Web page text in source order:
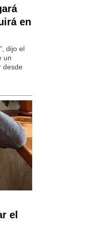
en
dijo el
un
desde
el